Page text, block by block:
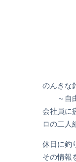
のんきな
～自由
会社員に
ロの二人
休日に釣
その情報